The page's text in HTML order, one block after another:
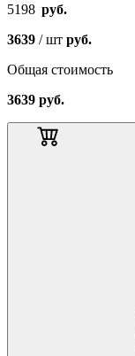
5198 руб.
3639 / шт руб.
Общая стоимость
3639 руб.